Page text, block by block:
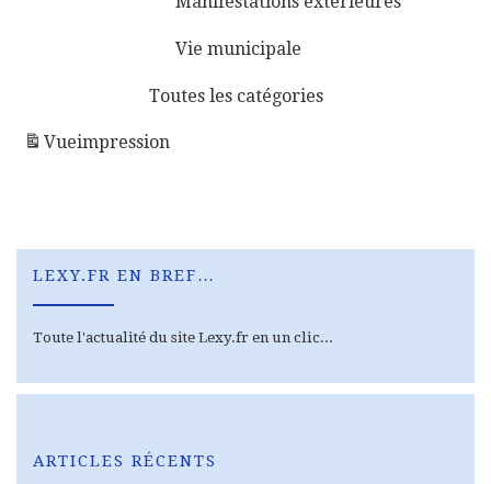
Vie municipale
Toutes les catégories
Vueimpression
LEXY.FR EN BREF…
Toute l'actualité du site Lexy.fr en un clic...
ARTICLES RÉCENTS